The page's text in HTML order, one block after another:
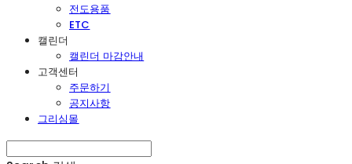
전도용품
ETC
캘린더
캘린더 마감안내
고객센터
주문하기
공지사항
그리심몰